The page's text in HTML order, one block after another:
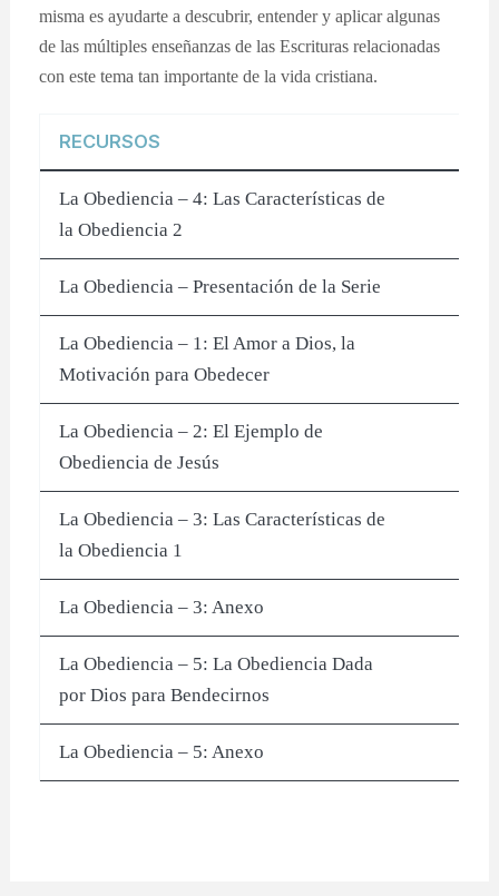
misma es ayudarte a descubrir, entender y aplicar algunas
de las múltiples enseñanzas de las Escrituras relacionadas
con este tema tan importante de la vida cristiana.
RECURSOS
La Obediencia – 4: Las Características de
la Obediencia 2
La Obediencia – Presentación de la Serie
La Obediencia – 1: El Amor a Dios, la
Motivación para Obedecer
La Obediencia – 2: El Ejemplo de
Obediencia de Jesús
La Obediencia – 3: Las Características de
la Obediencia 1
La Obediencia – 3: Anexo
La Obediencia – 5: La Obediencia Dada
por Dios para Bendecirnos
La Obediencia – 5: Anexo